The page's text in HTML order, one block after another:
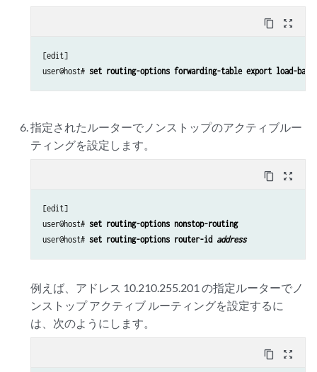
content_copy zoom_out_map
[edit]
user@host# set routing-options forwarding-table export load-
指定されたルーターでノンストップのアクティブルー
ティングを設定します。
content_copy zoom_out_map
[edit]
user@host# set routing-options nonstop-routing
user@host# set routing-options router-id address
例えば、アドレス 10.210.255.201 の指定ルーターでノ
ンストップ アクティブ ルーティングを設定するに
は、次のようにします。
content_copy zoom_out_map